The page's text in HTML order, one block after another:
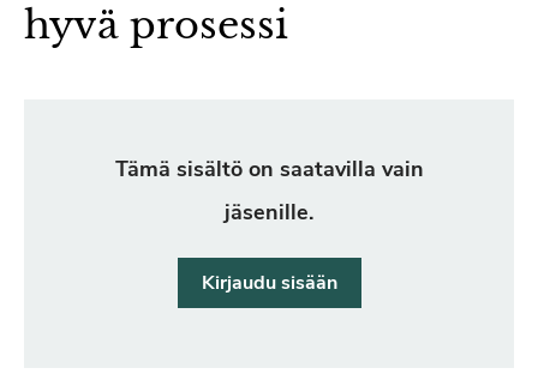
hyvä prosessi
Tämä sisältö on saatavilla vain
jäsenille.
Kirjaudu sisään